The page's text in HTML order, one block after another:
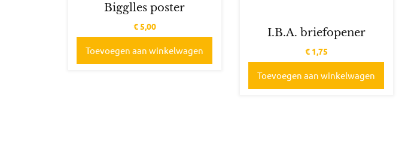
Bigglles poster
€5,00
Toevoegen aan winkelwagen
I.B.A. briefopener
€1,75
Toevoegen aan winkelwagen